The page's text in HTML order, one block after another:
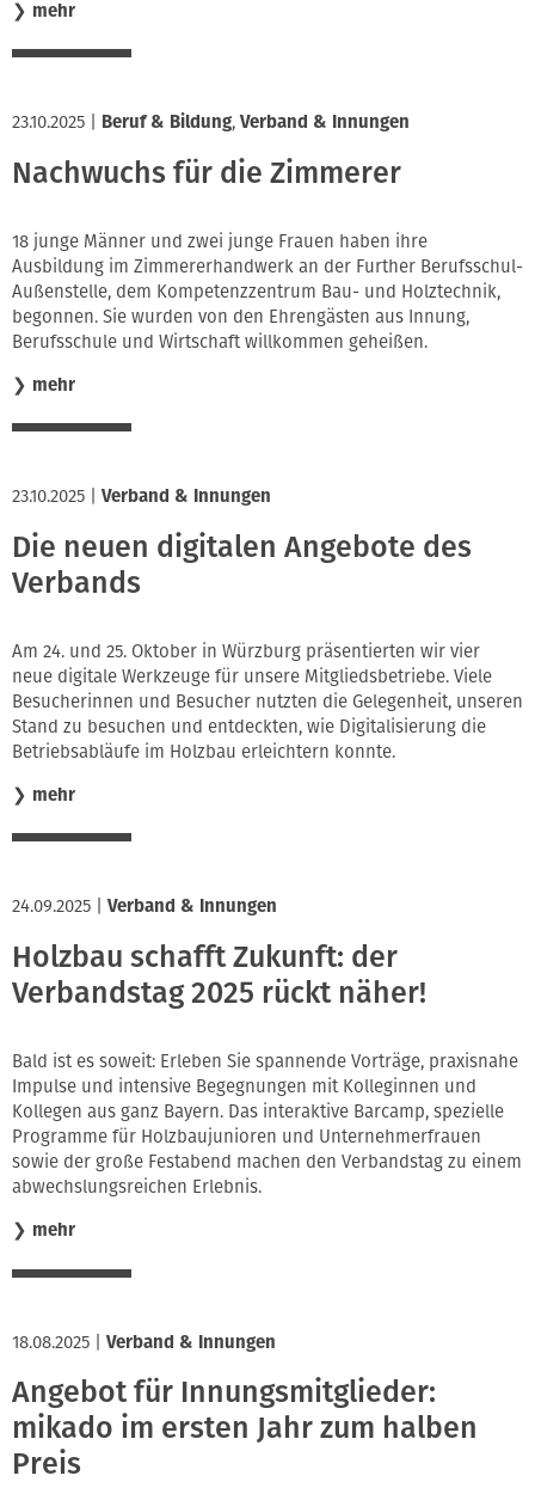
❯ mehr
23.10.2025 Beruf & Bildung, Verband & Innungen
Nachwuchs für die Zimmerer
18 junge Männer und zwei junge Frauen haben ihre
Ausbildung im Zimmererhandwerk an der Further Berufsschul-
Außenstelle, dem Kompetenzzentrum Bau- und Holztechnik,
begonnen. Sie wurden von den Ehrengästen aus Innung,
Berufsschule und Wirtschaft willkommen geheißen.
❯ mehr
23.10.2025 Verband & Innungen
Die neuen digitalen Angebote des
Verbands
Am 24. und 25. Oktober in Würzburg präsentierten wir vier
neue digitale Werkzeuge für unsere Mitgliedsbetriebe. Viele
Besucherinnen und Besucher nutzten die Gelegenheit, unseren
Stand zu besuchen und entdeckten, wie Digitalisierung die
Betriebsabläufe im Holzbau erleichtern konnte.
❯ mehr
24.09.2025 Verband & Innungen
Holzbau schafft Zukunft: der
Verbandstag 2025 rückt näher!
Bald ist es soweit: Erleben Sie spannende Vorträge, praxisnahe
Impulse und intensive Begegnungen mit Kolleginnen und
Kollegen aus ganz Bayern. Das interaktive Barcamp, spezielle
Programme für Holzbaujunioren und Unternehmerfrauen
sowie der große Festabend machen den Verbandstag zu einem
abwechslungsreichen Erlebnis.
❯ mehr
18.08.2025 Verband & Innungen
Angebot für Innungsmitglieder:
mikado im ersten Jahr zum halben
Preis